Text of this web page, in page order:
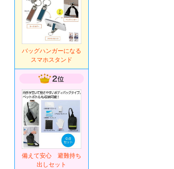
バッグハンガーになる
スマホスタンド
備えて安心 避難持ち
出しセット